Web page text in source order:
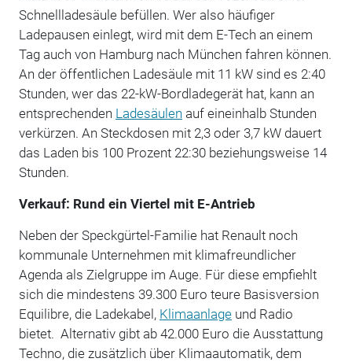
Schnellladesäule befüllen. Wer also häufiger
Ladepausen einlegt, wird mit dem E-Tech an einem
Tag auch von Hamburg nach München fahren können.
An der öffentlichen Ladesäule mit 11 kW sind es 2:40
Stunden, wer das 22-kW-Bordladegerät hat, kann an
entsprechenden Ladesäulen auf eineinhalb Stunden
verkürzen. An Steckdosen mit 2,3 oder 3,7 kW dauert
das Laden bis 100 Prozent 22:30 beziehungsweise 14
Stunden.
Verkauf: Rund ein Viertel mit E-Antrieb
Neben der Speckgürtel-Familie hat Renault noch
kommunale Unternehmen mit klimafreundlicher
Agenda als Zielgruppe im Auge. Für diese empfiehlt
sich die mindestens 39.300 Euro teure Basisversion
Equilibre, die Ladekabel, Klimaanlageund Radio
bietet. Alternativ gibt ab 42.000 Euro die Ausstattung
Techno, die zusätzlich über Klimaautomatik, dem